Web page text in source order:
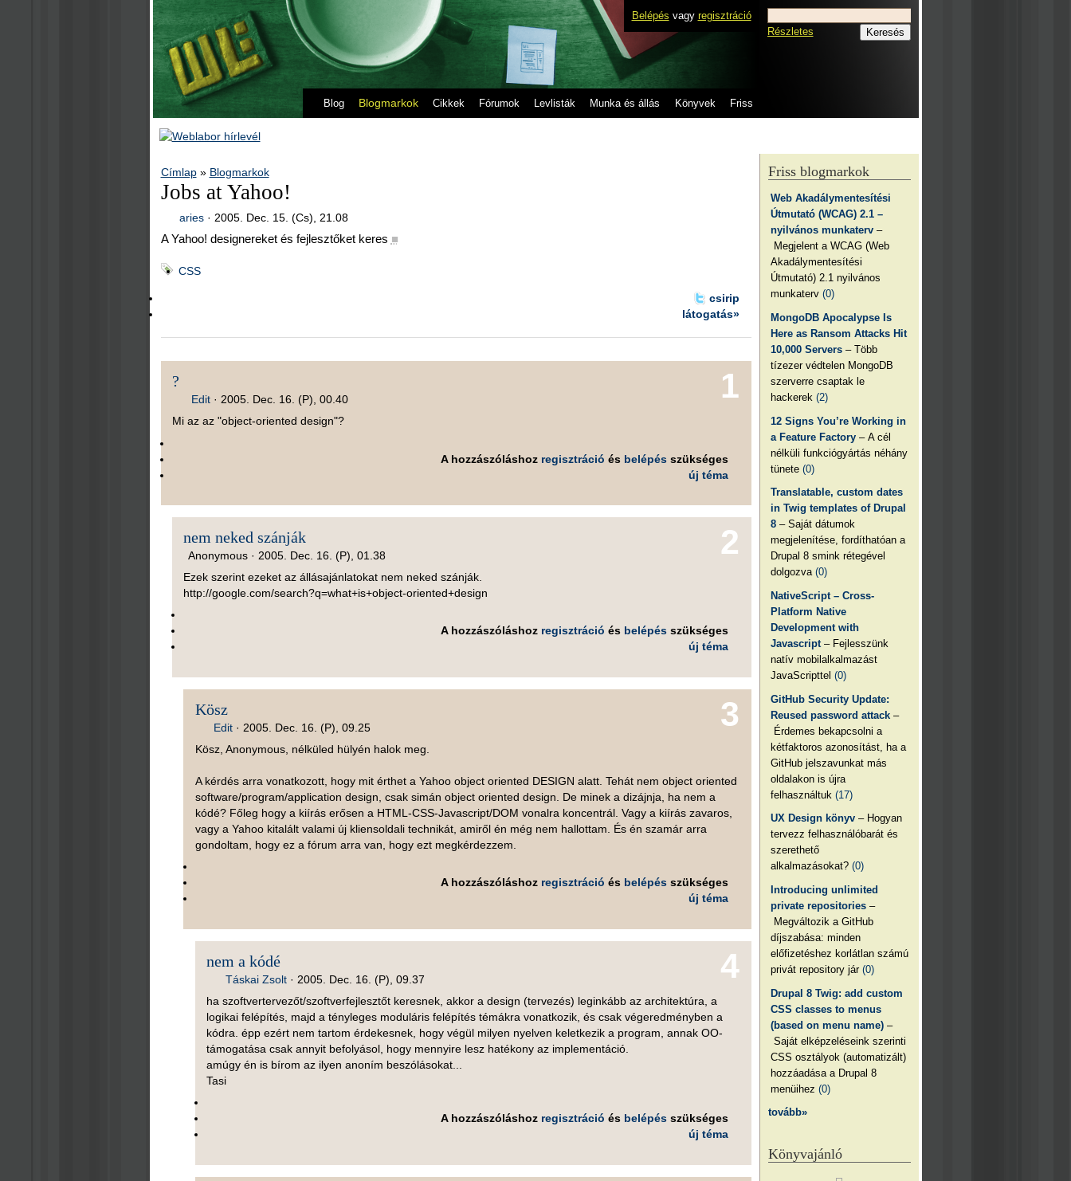
Belépés vagy regisztráció
Blog Blogmarkok Cikkek Fórumok Levlisták Munka és állás Könyvek Friss
Részletes
Címlap» Blogmarkok
Jobs at Yahoo!
aries · 2005. Dec. 15. (Cs), 21.08
A Yahoo! designereket és fejlesztőket keres ■
CSS
csirip
látogatás»
1
?
Edit· 2005. Dec. 16. (P), 00.40
Mi az az "object-oriented design"?
A hozzászóláshoz regisztráció és belépésszükséges
új téma
2
nem neked szánják
Anonymous · 2005. Dec. 16. (P), 01.38
Ezek szerint ezeket az állásajánlatokat nem neked szánják.
http://google.com/search?q=what+is+object-oriented+design
A hozzászóláshoz regisztráció és belépésszükséges
új téma
3
Kösz
Edit · 2005. Dec. 16. (P), 09.25
Kösz, Anonymous, nélküled hülyén halok meg.
A kérdés arra vonatkozott, hogy mit érthet a Yahoo object oriented DESIGN alatt. Tehát nem object oriented
software/program/application design, csak simán object oriented design. De minek a dizájnja, ha nem a
kódé? Főleg hogy a kiírás erősen a HTML-CSS-Javascript/DOM vonalra koncentrál. Vagy a kiírás zavaros,
vagy a Yahoo kitalált valami új kliensoldali technikát, amiről én még nem hallottam. És én szamár arra
gondoltam, hogy ez a fórum arra van, hogy ezt megkérdezzem.
A hozzászóláshoz regisztráció és belépésszükséges
új téma
4
nem a kódé
Táskai Zsolt· 2005. Dec. 16. (P), 09.37
ha szoftvertervezőt/szoftverfejlesztőt keresnek, akkor a design (tervezés) leginkább az architektúra, a
logikai felépítés, majd a tényleges moduláris felépítés témákra vonatkozik, és csak végeredményben a
kódra. épp ezért nem tartom érdekesnek, hogy végül milyen nyelven keletkezik a program, annak OO-
támogatása csak annyit befolyásol, hogy mennyire lesz hatékony az implementáció.
amúgy én is bírom az ilyen anoním beszólásokat...
Tasi
A hozzászóláshoz regisztráció és belépésszükséges
új téma
Friss blogmarkok
Web Akadálymentesítési
Útmutató (WCAG) 2.1 –
nyilvános munkaterv –
Megjelent a WCAG (Web
Akadálymentesítési
Útmutató) 2.1 nyilvános
munkaterv(0)
MongoDB Apocalypse Is
Here as Ransom Attacks Hit
10,000 Servers – Több
tízezer védtelen MongoDB
szerverre csaptak le
hackerek(2)
12 Signs You’re Working in
a Feature Factory – A cél
nélküli funkciógyártás néhány
tünete(0)
Translatable, custom dates
in Twig templates of Drupal
8 – Saját dátumok
megjelenítése, fordíthatóan a
Drupal 8 smink rétegével
dolgozva(0)
NativeScript – Cross-
Platform Native
Development with
Javascript – Fejlesszünk
natív mobilalkalmazást
JavaScripttel(0)
GitHub Security Update:
Reused password attack –
Érdemes bekapcsolni a
kétfaktoros azonosítást, ha a
GitHub jelszavunkat más
oldalakon is újra
felhasználtuk(17)
UX Design könyv – Hogyan
tervezz felhasználóbarát és
szerethető
alkalmazásokat?(0)
Introducing unlimited
private repositories –
Megváltozik a GitHub
díjszabása: minden
előfizetéshez korlátlan számú
privát repository jár(0)
Drupal 8 Twig: add custom
CSS classes to menus
(based on menu name) –
Saját elképzeléseink szerinti
CSS osztályok (automatizált)
hozzáadása a Drupal 8
menüihez(0)
tovább»
Könyvajánló